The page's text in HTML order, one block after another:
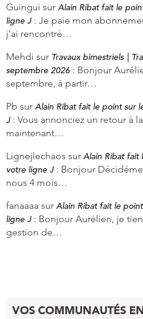
Guingui sur Alain Ribat fait le
ligne J : Je paie mon
j'ai rencontré…
Mehdi sur Travaux bimestriels |
septembre 2026 : Bonjour
septembre, à partir…
Pb sur Alain Ribat fait le point sur
J : Vous annonciez un retour à
maintenant…
Lignejlechaos sur Alain Ribat fait
votre ligne J : Bonjour
nous 4 mois…
fanaaaa sur Alain Ribat fait le
ligne J : Bonjour Aurélien, je
gestion de…
VOS COMMUNAUTÉS